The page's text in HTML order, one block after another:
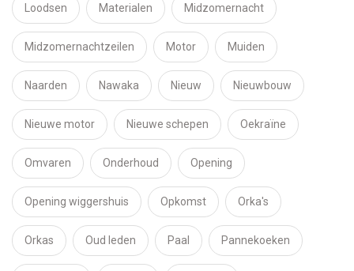
Loodsen Materialen Midzomernacht
Midzomernachtzeilen Motor Muiden
Naarden Nawaka Nieuw Nieuwbouw
Nieuwe motor Nieuwe schepen Oekraïne
Omvaren Onderhoud Opening
Opening wiggershuis Opkomst Orka's
Orkas Oud leden Paal Pannekoeken